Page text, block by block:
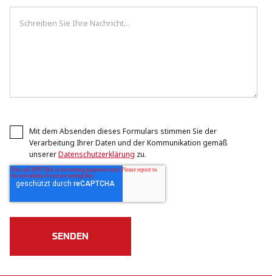
Mit dem Absenden dieses Formulars stimmen Sie der
Verarbeitung Ihrer Daten und der Kommunikation gemäß
unsererDatenschutzerklärung zu.